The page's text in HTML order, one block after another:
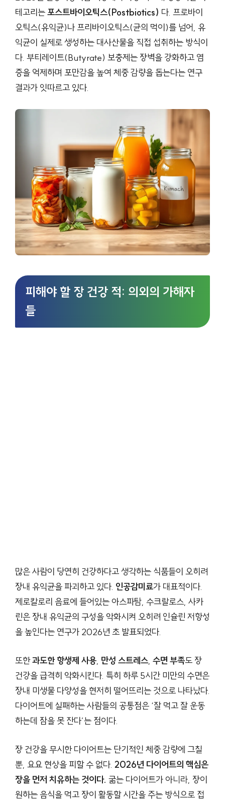
테고리는포스트바이오틱스(Postbiotics) 다. 프로바이
오틱스(유익균)나 프리바이오틱스(균의 먹이)를 넘어, 유
익균이 실제로 생성하는 대사산물을 직접 섭취하는 방식이
다. 부티레이트(Butyrate) 보충제는 장벽을 강화하고 염
증을 억제하며 포만감을 높여 체중 감량을 돕는다는 연구
결과가 잇따르고 있다.
피해야 할 장 건강 적: 의외의 가해자
들
많은 사람이 당연히 건강하다고 생각하는 식품들이 오히려
장내 유익균을 파괴하고 있다. 인공감미료가 대표적이다.
제로칼로리 음료에 들어있는 아스파탐, 수크랄로스, 사카
린은 장내 유익균의 구성을 악화시켜 오히려 인슐린 저항성
을 높인다는 연구가 2026년 초 발표되었다.
또한과도한 항생제 사용, 만성 스트레스, 수면 부족도 장
건강을 급격히 악화시킨다. 특히 하루 5시간 미만의 수면은
장내 미생물 다양성을 현저히 떨어뜨리는 것으로 나타났다.
다이어트에 실패하는 사람들의 공통점은 ‘잘 먹고 잘 운동
하는데 잠을 못 잔다’는 점이다.
장 건강을 무시한 다이어트는 단기적인 체중 감량에 그칠
뿐, 요요 현상을 피할 수 없다. 2026년 다이어트의 핵심은
장을 먼저 치유하는 것이다. 굶는 다이어트가 아니라, 장이
원하는 음식을 먹고 장이 활동할 시간을 주는 방식으로 접